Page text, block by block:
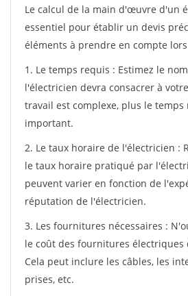
Le calcul de la main d'œuvre d'un
essentiel pour établir un devis
éléments à prendre en compte
1. Le temps requis : Estimez le
l'électricien devra consacrer à
travail est complexe, plus le temps
important.
2. Le taux horaire de l'électricien :
le taux horaire pratiqué par
peuvent varier en fonction de
réputation de l'électricien.
3. Les fournitures nécessaires :
le coût des fournitures électriques
Cela peut inclure les câbles, les
prises, etc.